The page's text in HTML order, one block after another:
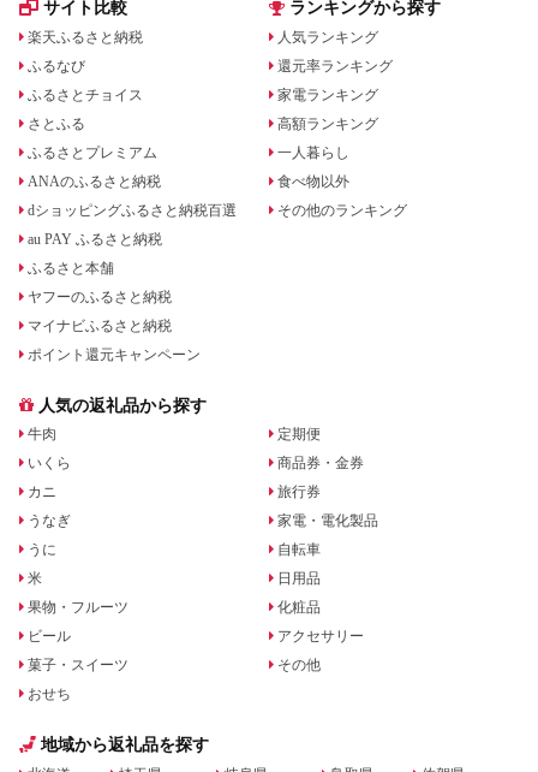
サイト比較
楽天ふるさと納税
ふるなび
ふるさとチョイス
さとふる
ふるさとプレミアム
ANAのふるさと納税
dショッピングふるさと納税百選
au PAY ふるさと納税
ふるさと本舗
ヤフーのふるさと納税
マイナビふるさと納税
ポイント還元キャンペーン
ランキングから探す
人気ランキング
還元率ランキング
家電ランキング
高額ランキング
一人暮らし
食べ物以外
その他のランキング
人気の返礼品から探す
牛肉
いくら
カニ
うなぎ
うに
米
果物・フルーツ
ビール
菓子・スイーツ
おせち
定期便
商品券・金券
旅行券
家電・電化製品
自転車
日用品
化粧品
アクセサリー
その他
地域から返礼品を探す